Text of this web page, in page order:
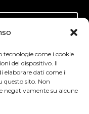
come i cookie
del dispositivo. Il
elaborare dati come il
sito. Non
negativamente su alcune
responsabile.
è vietata ai